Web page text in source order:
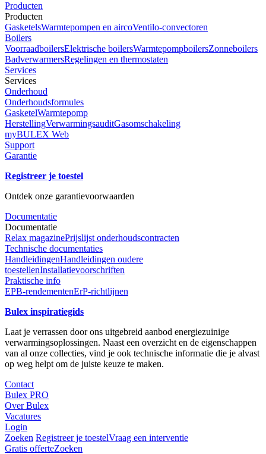
Producten
Producten
GasketelsWarmtepompen en aircoVentilo-convectoren
Boilers
VoorraadboilersElektrische boilersWarmtepompboilersZonneboilers
BadverwarmersRegelingen en thermostaten
Services
Services
Onderhoud
Onderhoudsformules
GasketelWarmtepomp
HerstellingVerwarmingsauditGasomschakeling
myBULEX Web
Support
Garantie
Registreer je toestel
Ontdek onze garantievoorwaarden
Documentatie
Documentatie
Relax magazinePrijslijst onderhoudscontracten
Technische documentaties
HandleidingenHandleidingen oudere
toestellenInstallatievoorschriften
Praktische info
EPB-rendementenErP-richtlijnen
Bulex inspiratiegids
Laat je verrassen door ons uitgebreid aanbod energiezuinige
verwarmingsoplossingen. Naast een overzicht en de eigenschappen
van al onze collecties, vind je ook technische informatie die je alvast
op weg helpt om de juiste keuze te maken.
Contact
Bulex PRO
Over Bulex
Vacatures
Login
Zoeken Registreer je toestelVraag een interventie
Gratis offerteZoeken